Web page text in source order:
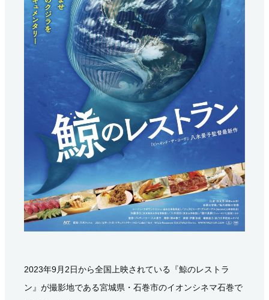
2023年9月2日から全国上映されている『鯨のレストラ
ン』が撮影地である宮城県・石巻市のイオンシネマ石巻で